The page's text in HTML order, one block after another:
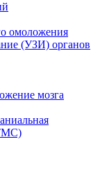
омоложения
(УЗИ) органов
мозга